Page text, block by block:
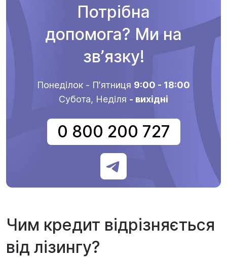
Потрібна
допомога? Ми на
звʼязку!
Понеділок - Пʼятниця 9:00 - 18:00
Субота, Неділя - вихідні
0 800 200 727
Чим кредит відрізняється
від лізингу?